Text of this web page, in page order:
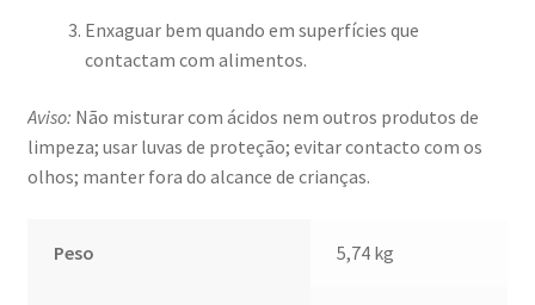
Enxaguar bem quando em superfícies que
contactam com alimentos.
Aviso: Não misturar com ácidos nem outros produtos de
limpeza; usar luvas de proteção; evitar contacto com os
olhos; manter fora do alcance de crianças.
Peso 5,74 kg